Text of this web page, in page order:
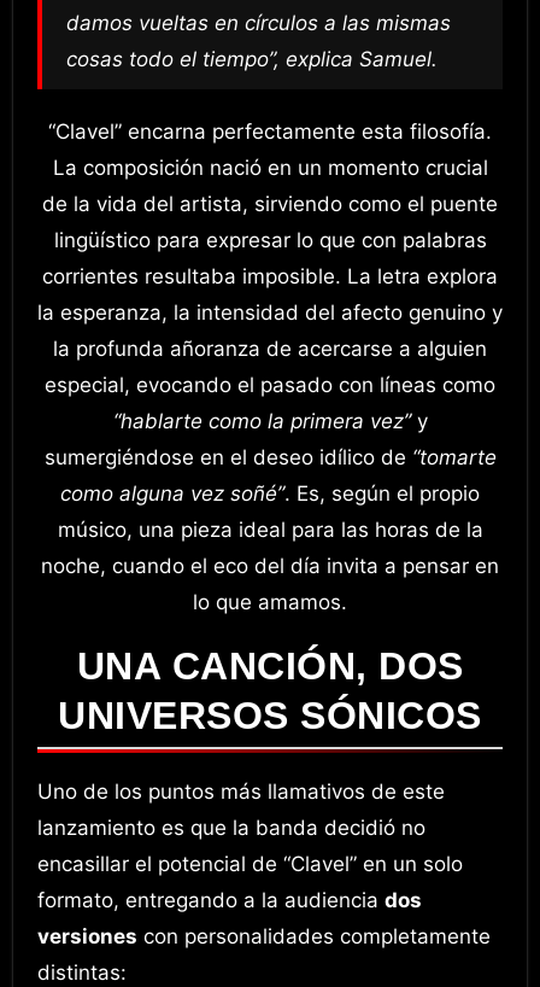
damos vueltas en círculos a las mismas
cosas todo el tiempo”, explica Samuel.
“Clavel” encarna perfectamente esta filosofía.
La composición nació en un momento crucial
de la vida del artista, sirviendo como el puente
lingüístico para expresar lo que con palabras
corrientes resultaba imposible. La letra explora
la esperanza, la intensidad del afecto genuino y
la profunda añoranza de acercarse a alguien
especial, evocando el pasado con líneas como
“hablarte como la primera vez”y
sumergiéndose en el deseo idílico de “tomarte
como alguna vez soñé”. Es, según el propio
músico, una pieza ideal para las horas de la
noche, cuando el eco del día invita a pensar en
lo que amamos.
UNA CANCIÓN, DOS
UNIVERSOS SÓNICOS
Uno de los puntos más llamativos de este
lanzamiento es que la banda decidió no
encasillar el potencial de “Clavel” en un solo
formato, entregando a la audiencia dos
versiones con personalidades completamente
distintas: